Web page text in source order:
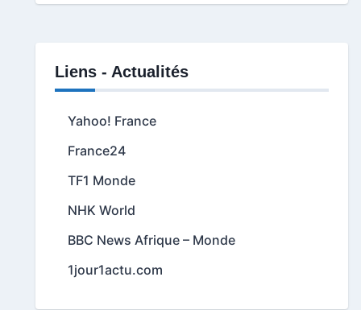
Liens - Actualités
Yahoo! France
France24
TF1 Monde
NHK World
BBC News Afrique – Monde
1jour1actu.com